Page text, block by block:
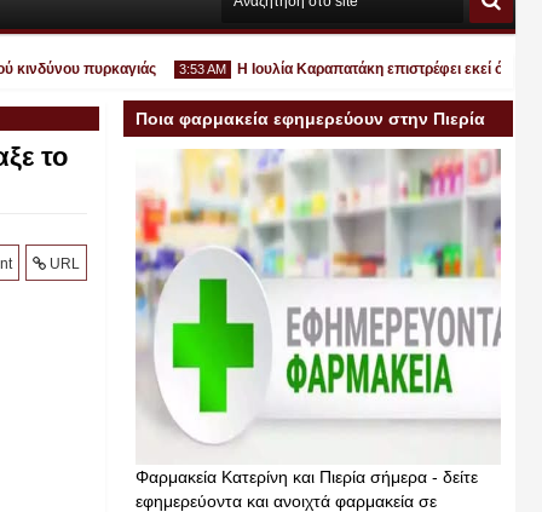
πυρκαγιάς 3:53 AM
30 2026
Η Ιουλία Καραπατάκη επιστρέφει εκεί όπου
το
URL
Ποια φαρμακεία εφημερεύουν στην Πιερία
σήμερα
Φαρμακεία Κατερίνη και Πιερία σήμερα - δείτε
εφημερεύοντα και ανοιχτά φαρμακεία σε